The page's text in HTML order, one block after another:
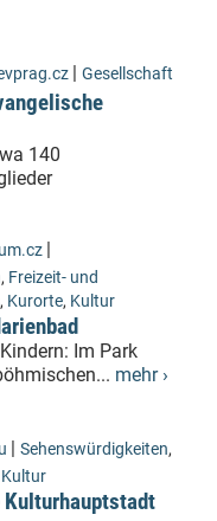
| Gesellschaft
140
|
, Freizeit- und
, Kurorte, Kultur
Im Park
mehr ›
| Sehenswürdigkeiten,
Kultur
Kulturhauptstadt